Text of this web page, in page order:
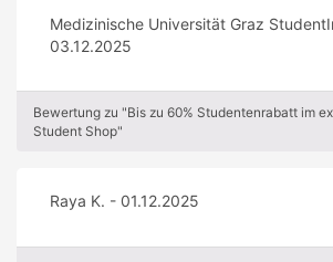
Medizinische Universität Graz
03.12.2025
Bewertung zu "Bis zu 60% Studentenrabatt im
Student Shop"
Raya K. - 01.12.2025